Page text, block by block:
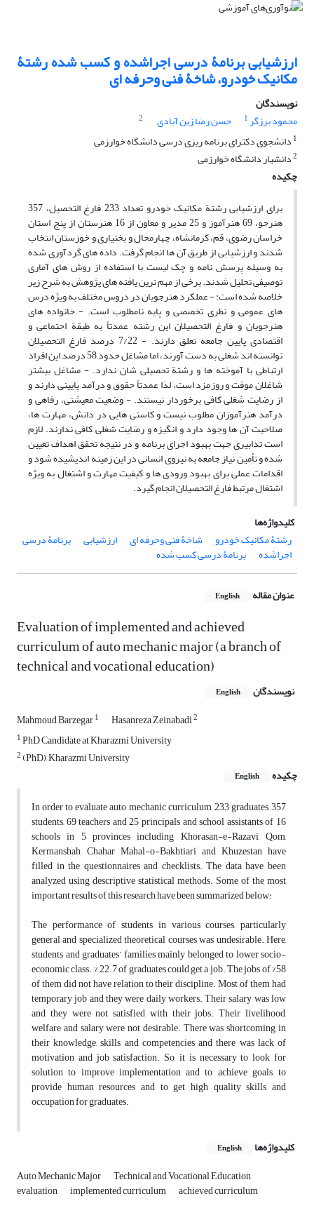
ارزشیابی برنامۀ درسی اجراشده و کسب شده رشتۀ
مکانیک خودرو، شاخۀ فنی وحرفه ای
نویسندگان
محمود برزگر1 حسن رضا زین آبادی
2
1 دانشجوی دکترای برنامه ریزی درسی دانشگاه خوارزمی
2دانشیار دانشگاه خوارزمی
چکیده
برای ارزشیابی رشتة مکانیک خودرو تعداد 233 فارغ التحصیل، 357
هنرجو، 69 هنرآموز و 25 مدیر و معاون از 16 هنرستان از پنج استان
خراسان رضوی، قم، کرمانشاه، چهارمحال و بختیاری و خوزستان انتخاب
شدند و ارزشیابی از طریق آن ها انجام گرفت. داده های گردآوری شده
به وسیله پرسش نامه و چک لیست با استفاده از روش های آماری
توصیفی تحلیل شدند. برخی از مهم ترین یافته های پژوهش به شرح زیر
خلاصه شده است: - عملکرد هنرجویان در دروس مختلف به ویژه درس
های عمومی و نظری تخصصی و پایه نامطلوب است. - خانواده های
هنرجویان و فارغ التحصیلان این رشته عمدتاً به طبقة اجتماعی و
اقتصادی پایین جامعه تعلق دارند. - 7/22 درصد فارغ التحصیلان
توانسته اند شغلی به دست آورند، اما مشاغل حدود 58 درصد این افراد
ارتباطی با آموخته ها و رشتة تحصیلی شان ندارد. - مشاغل بیشتر
شاغلان موقت و روزمزد است، لذا عمدتاً حقوق و درآمد پایینی دارند و
از رضایت شغلی کافی برخوردار نیستند. - وضعیت معیشتی، رفاهی و
درآمد هنرآموزان مطلوب نیست و کاستی هایی در دانش، مهارت ها،
صلاحیت آن ها وجود دارد و انگیزه و رضایت شغلی کافی ندارند. لازم
است تدابیری جهت بهبود اجرای برنامه و در نتیجه تحقق اهداف تعیین
شده و تأمین نیاز جامعه به نیروی انسانی در این زمینه اندیشیده شود و
اقدامات عملی برای بهبود ورودی ها و کیفیت مهارت و اشتغال به ویژه
اشتغال مرتبط فارغ التحصیلان انجام گیرد.
کلیدواژه‌ها
رشتۀ مکانیک خودرو
شاخۀ فنی وحرفه ای ارزشیابی برنامۀ درسی
اجراشده برنامۀ درسی کسب شده
عنوان مقاله English
Evaluation of implemented and achieved
curriculum of auto mechanic major (a branch of
technical and vocational education)
نویسندگان English
Mahmoud Barzegar1 Hasanreza Zeinabadi2
1PhD Candidate at Kharazmi University
2(PhD), Kharazmi University
چکیده
English
In order to evaluate auto mechanic curriculum, 233 graduates, 357
students, 69 teachers and 25 principals and school assistants of 16
schools in 5 provinces including Khorasan-e-Razavi, Qom,
Kermanshah, Chahar Mahal-o-Bakhtiari and Khuzestan have
filled in the questionnaires and checklists. The data have been
analyzed using descriptive statistical methods. Some of the most
important results of this research have been summarized below:
The performance of students in various courses, particularly
general and specialized theoretical courses was undesirable. Here,
students and graduates’ families mainly belonged to lower socio-
economic class. % 22.7 of graduates could get a job. The jobs of %58
of them did not have relation to their discipline. Most of them had
temporary job and they were daily workers. Their salary was low
and they were not satisfied with their jobs. Their livelihood,
welfare and salary were not desirable. There was shortcoming in
their knowledge, skills and competencies and there was lack of
motivation and job satisfaction. So, it is necessary to look for
solution to improve implementation and to achieve goals, to
provide human resources and to get high quality skills and
occupation for graduates.
کلیدواژه‌ها English
Auto Mechanic Major Technical and Vocational Education
evaluation implemented curriculum achieved curriculum